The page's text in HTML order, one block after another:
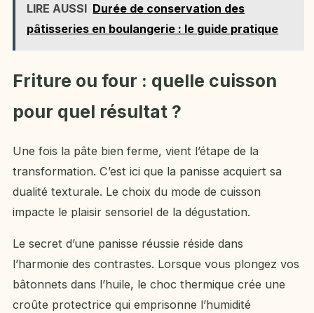
LIRE AUSSI Durée de conservation des
pâtisseries en boulangerie : le guide pratique
Friture ou four : quelle cuisson
pour quel résultat ?
Une fois la pâte bien ferme, vient l’étape de la
transformation. C’est ici que la panisse acquiert sa
dualité texturale. Le choix du mode de cuisson
impacte le plaisir sensoriel de la dégustation.
Le secret d’une panisse réussie réside dans
l’harmonie des contrastes. Lorsque vous plongez vos
bâtonnets dans l’huile, le choc thermique crée une
croûte protectrice qui emprisonne l’humidité